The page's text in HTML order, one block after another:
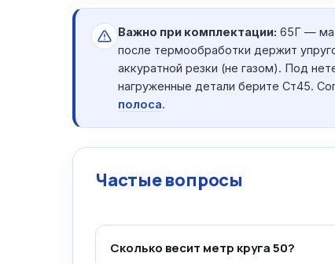
Важно при комплектации: 65Г —
после термообработки держит
аккуратной резки (не газом). Под
нагруженные детали берите Ст45.
полоса.
Частые вопросы
Сколько весит метр круга 50?